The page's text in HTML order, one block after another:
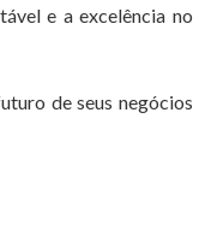
e a excelência no
de seus negócios